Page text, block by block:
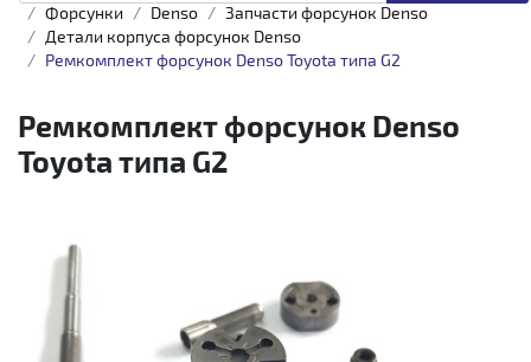
Форсунки
Denso
Запчасти форсунок Denso
Детали корпуса форсунок Denso
Ремкомплект форсунок Denso Toyota типа G2
Ремкомплект форсунок Denso
Toyota типа G2